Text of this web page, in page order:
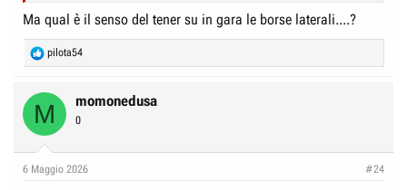
Questo il sito ufficiale dell'Harley-Davidson, con la pagina dove si parla di
questo nuovo campionato, che diventa interessante anche per l'Italia data
la partecipazione del 37enneAndrea Iannone, con una moto del team
campionato Harley-Davidson BaggerGP, che debutterà
Ma qual è il senso del tener su in gara le borse laterali....?
R
e
t
s
pilota54
M momonedusa
0
6 Maggio 2026 #24